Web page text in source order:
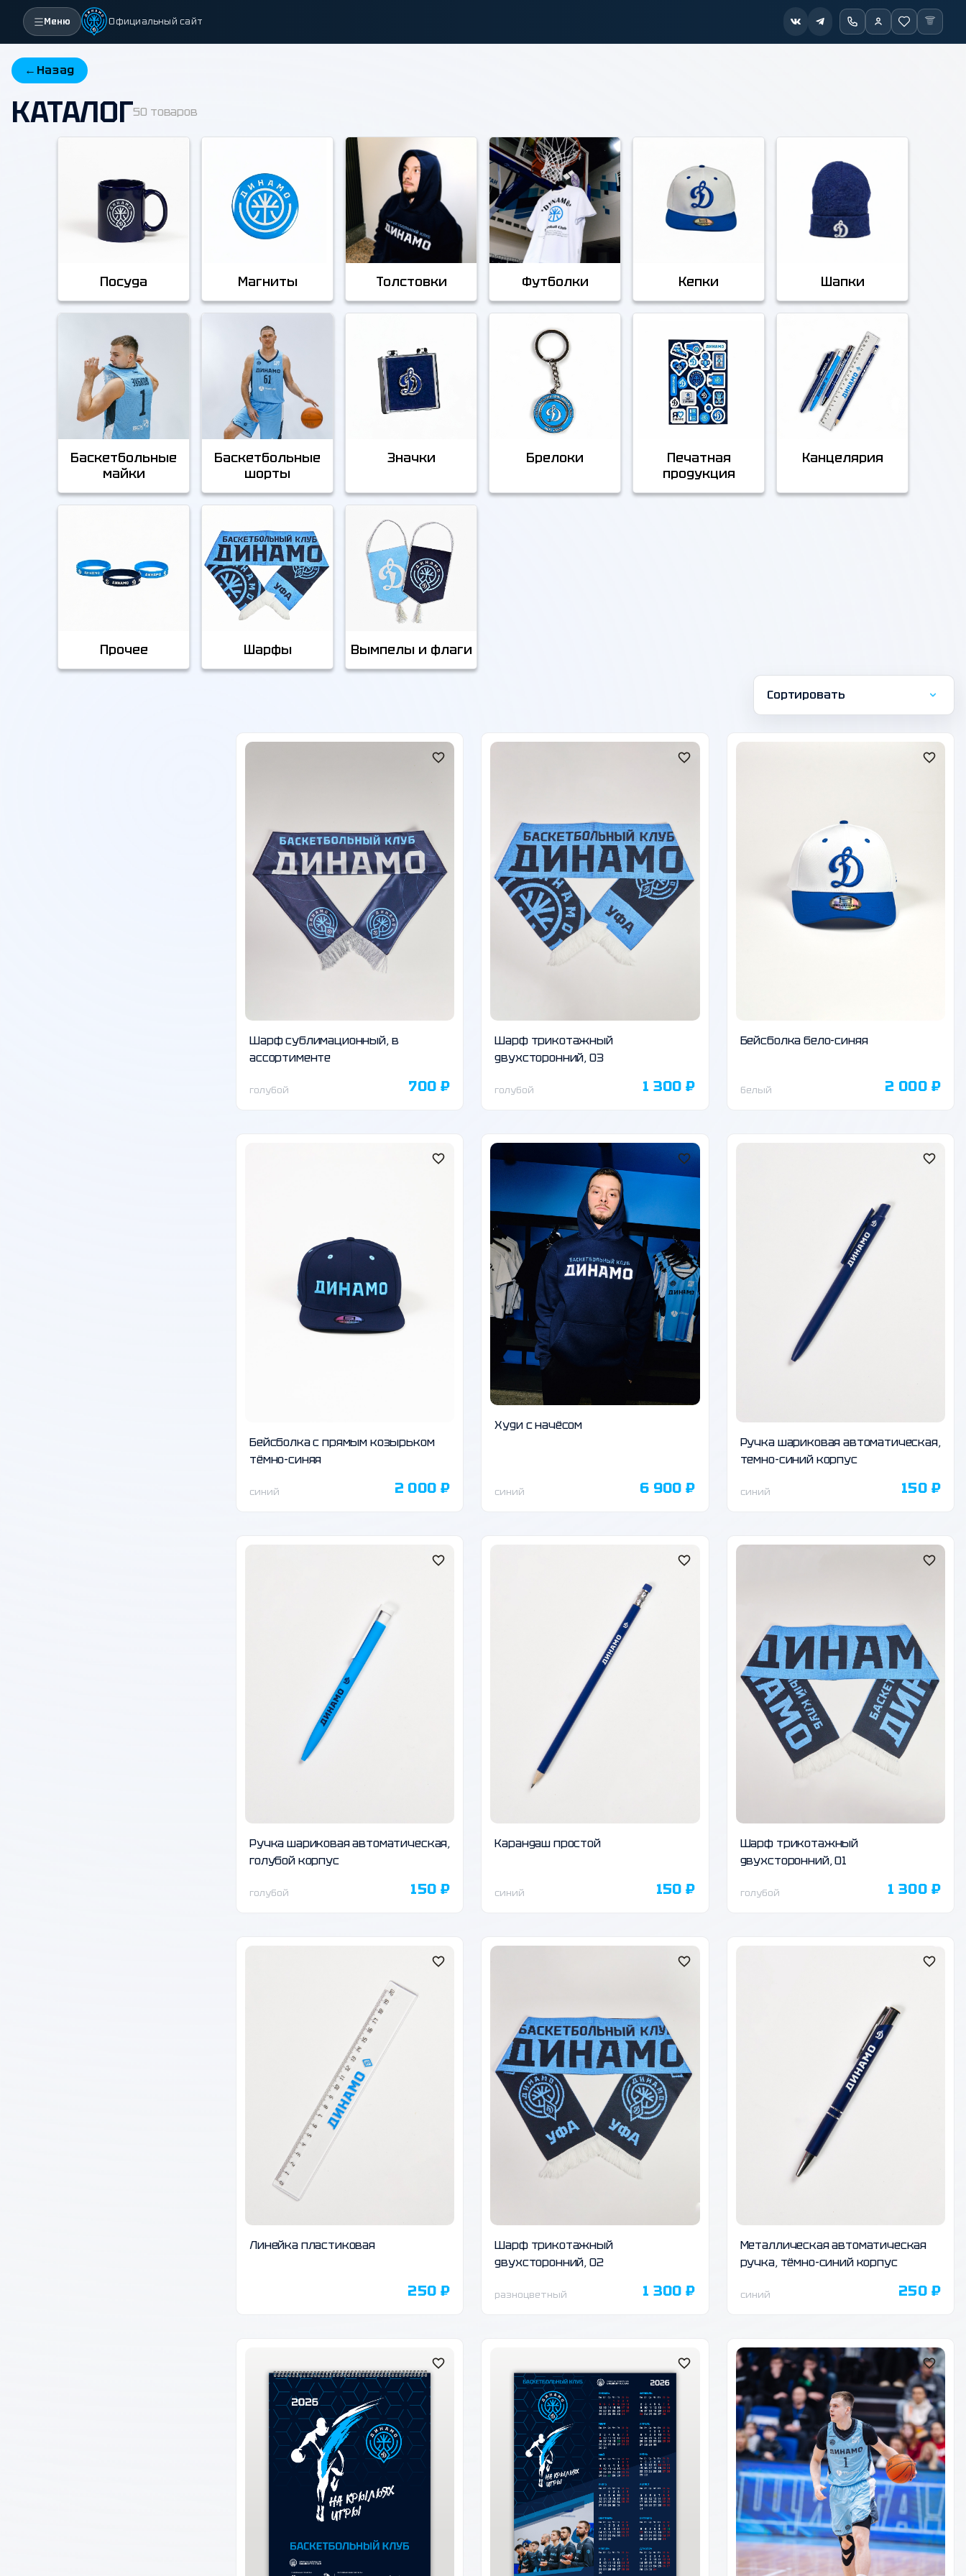
Меню Официальный сайт
← Назад
КАТАЛОГ50 товаров
Посуда Магниты Толстовки Футболки Кепки Шапки
Баскетбольные
майки
Баскетбольные
шорты
Значки Брелоки
Печатная
продукция
Канцелярия
Прочее Шарфы Вымпелы и флаги
Сортировать
Шарф сублимационный, в
ассортименте
голубой 700 ₽
Шарф трикотажный
двухсторонний, 03
голубой 1 300 ₽
Бейсболка бело-синяя
белый 2 000 ₽
Бейсболка с прямым козырьком
тёмно-синяя
синий 2 000 ₽
Худи с начёсом
синий 6 900 ₽
Ручка шариковая автоматическая,
темно-синий корпус
синий 150 ₽
Ручка шариковая автоматическая,
голубой корпус
голубой 150 ₽
Карандаш простой
синий 150 ₽
Шарф трикотажный
двухсторонний, 01
голубой 1 300 ₽
Линейка пластиковая
250 ₽
Шарф трикотажный
двухсторонний, 02
разноцветный 1 300 ₽
Металлическая автоматическая
ручка, тёмно-синий корпус
синий 250 ₽